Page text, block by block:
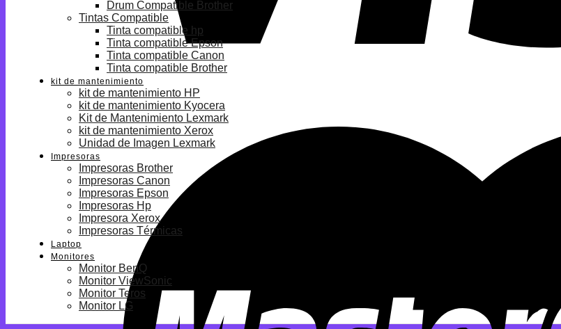
Drum Compatible Brother
Tintas Compatible
Tinta compatible hp
Tinta compatible Epson
Tinta compatible Canon
Tinta compatible Brother
kit de mantenimiento
kit de mantenimiento HP
kit de mantenimiento Kyocera
Kit de Mantenimiento Lexmark
kit de mantenimiento Xerox
Unidad de Imagen Lexmark
Impresoras
Impresoras Brother
Impresoras Canon
Impresoras Epson
Impresoras Hp
Impresora Xerox
Impresoras Térmicas
Laptop
Monitores
Monitor BenQ
Monitor ViewSonic
Monitor Teros
Monitor LG